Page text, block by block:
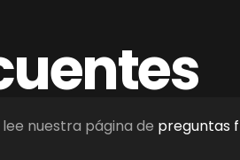
nuestra página de preguntas